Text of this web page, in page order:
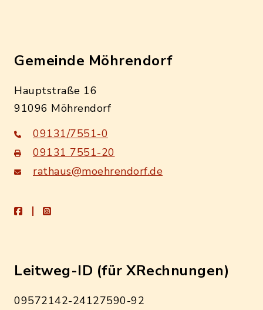
Gemeinde Möhrendorf
Hauptstraße 16
91096 Möhrendorf
09131/7551-0
09131 7551-20
rathaus@moehrendorf.de
facebookinstagram
Leitweg-ID (für XRechnungen)
09572142-24127590-92